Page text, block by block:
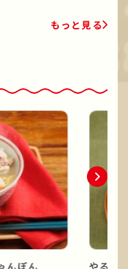
もっと見る
んぽん やる気